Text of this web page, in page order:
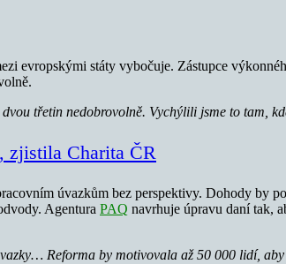
evropskými státy vybočuje. Zástupce
třetin nedobrovolně. Vychýlili jsme to tam,
zjistila Charita ČR
úvazkům bez perspektivy. Dohody by
Agentura PAQ navrhuje úpravu daní tak,
Reforma by motivovala až 50 000 lidí,